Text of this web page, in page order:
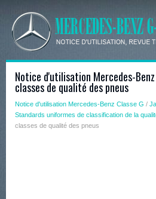
Notice d'utilisation Mercedes-Benz
classes de qualité des pneus
Notice d'utilisation Mercedes-Benz Classe G /
Standards uniformes de classification de la
classes de qualité des pneus